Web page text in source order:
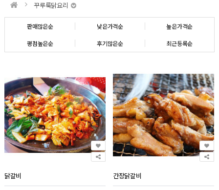
꾸루룩닭요리
판매많은순 낮은가격순 높은가격순
평점높은순 후기많은순 최근등록순
닭갈비 간장닭갈비